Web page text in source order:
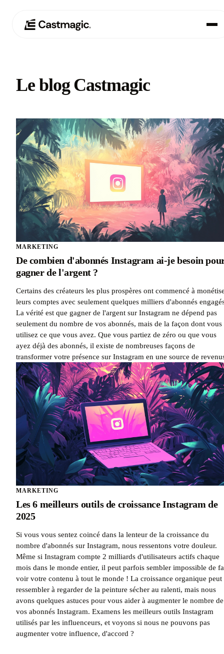
Cas d'utilisation
03 Tarification
04 À propos de nous
Le blog Castmagic
MARKETING
De combien d'abonnés Instagram ai-je besoin
gagner de l'argent ?
Certains des créateurs les plus prospères ont commencé à
leurs comptes avec seulement quelques milliers d'abonnés
La vérité est que gagner de l'argent sur Instagram ne dépend pas
seulement du nombre de vos abonnés, mais de la façon dont vous
utilisez ce que vous avez. Que vous partiez de zéro ou que vous
ayez déjà des abonnés, il existe de nombreuses façons de
transformer votre présence sur Instagram en une source de
MARKETING
Les 6 meilleurs outils de croissance Instagram de
2025
Si vous vous sentez coincé dans la lenteur de la croissance du
nombre d'abonnés sur Instagram, nous ressentons votre douleur.
Même si Instagram compte 2 milliards d'utilisateurs actifs chaque
mois dans le monde entier, il peut parfois sembler impossible de
voir votre contenu à tout le monde ! La croissance organique peut
ressembler à regarder de la peinture sécher au ralenti, mais nous
avons quelques astuces pour vous aider à augmenter le nombre de
vos abonnés Instagram. Examens les meilleurs outils Instagram
utilisés par les influenceurs, et voyons si nous ne pouvons pas
augmenter votre influence, d'accord ?